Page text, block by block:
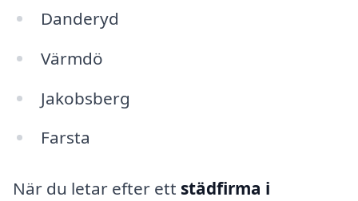
Danderyd
Värmdö
Jakobsberg
Farsta
När du letar efter ett städfirma i